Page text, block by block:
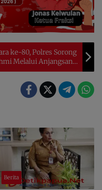
ke-80, Polres Sorong
Melalui Anjangsana
Warakauri dan Panti
Berita